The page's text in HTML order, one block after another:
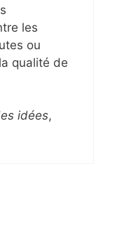
les
ou
qualité de
idées,